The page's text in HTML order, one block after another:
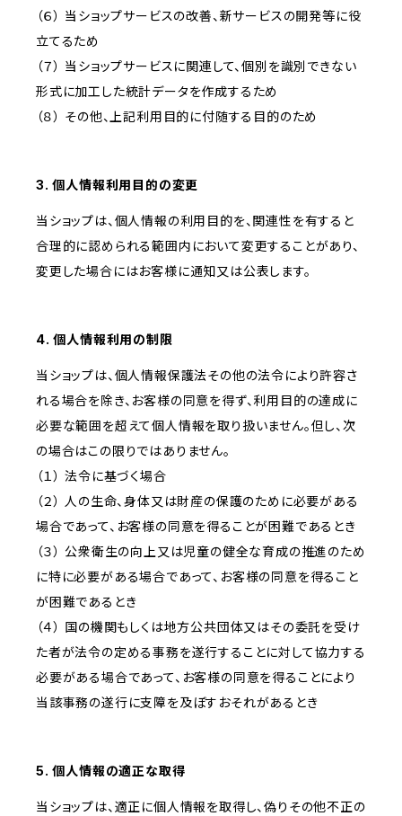
（６） 当ショップサービスの改善、新サービスの開発等に役
立てるため
（７） 当ショップサービスに関連して、個別を識別できない
形式に加工した統計データを作成するため
（８） その他、上記利用目的に付随する目的のため
3. 個人情報利用目的の変更
当ショップは、個人情報の利用目的を、関連性を有すると
合理的に認められる範囲内において変更することがあり、
変更した場合にはお客様に通知又は公表します。
4. 個人情報利用の制限
当ショップは、個人情報保護法その他の法令により許容さ
れる場合を除き、お客様の同意を得ず、利用目的の達成に
必要な範囲を超えて個人情報を取り扱いません。但し、次
の場合はこの限りではありません。
（１） 法令に基づく場合
（２） 人の生命、身体又は財産の保護のために必要がある
場合であって、お客様の同意を得ることが困難であるとき
（３） 公衆衛生の向上又は児童の健全な育成の推進のため
に特に必要がある場合であって、お客様の同意を得ること
が困難であるとき
（４） 国の機関もしくは地方公共団体又はその委託を受け
た者が法令の定める事務を遂行することに対して協力する
必要がある場合であって、お客様の同意を得ることにより
当該事務の遂行に支障を及ぼすおそれがあるとき
5. 個人情報の適正な取得
当ショップは、適正に個人情報を取得し、偽りその他不正の